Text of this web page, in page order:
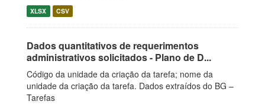
XLSX CSV
Dados quantitativos de requerimentos
administrativos solicitados - Plano de D...
Código da unidade da criação da tarefa; nome da
unidade da criação da tarefa. Dados extraídos do BG –
Tarefas